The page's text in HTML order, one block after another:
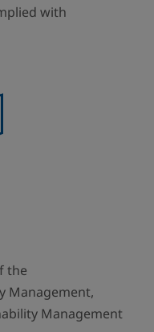
with
the
Management,
Management